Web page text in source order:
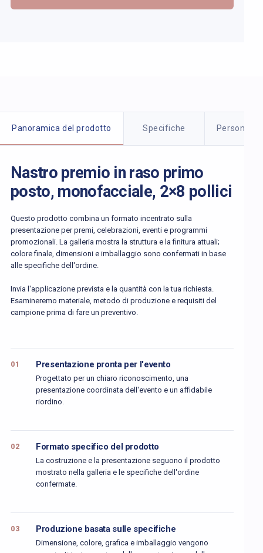
Dettagli del prodotto
Panoramica del prodotto Specifiche
Nastro premio in raso primo
posto, monofacciale, 2×8 pollici
Questo prodotto combina un formato incentrato sulla
presentazione per premi, celebrazioni, eventi e programmi
promozionali. La galleria mostra la struttura e la finitura attuali;
colore finale, dimensioni e imballaggio sono confermati in base
alle specifiche dell'ordine.
Invia l'applicazione prevista e la quantità con la tua richiesta.
Esamineremo materiale, metodo di produzione e requisiti del
campione prima di fare un preventivo.
01 Presentazione pronta per l'evento
Progettato per un chiaro riconoscimento, una
presentazione coordinata dell'evento e un affidabile
riordino.
02 Formato specifico del prodotto
La costruzione e la presentazione seguono il prodotto
mostrato nella galleria e le specifiche dell'ordine
confermate.
03 Produzione basata sulle specifiche
Dimensione, colore, grafica e imballaggio vengono